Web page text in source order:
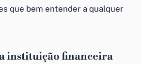
que bem entender a qualquer
instituição financeira